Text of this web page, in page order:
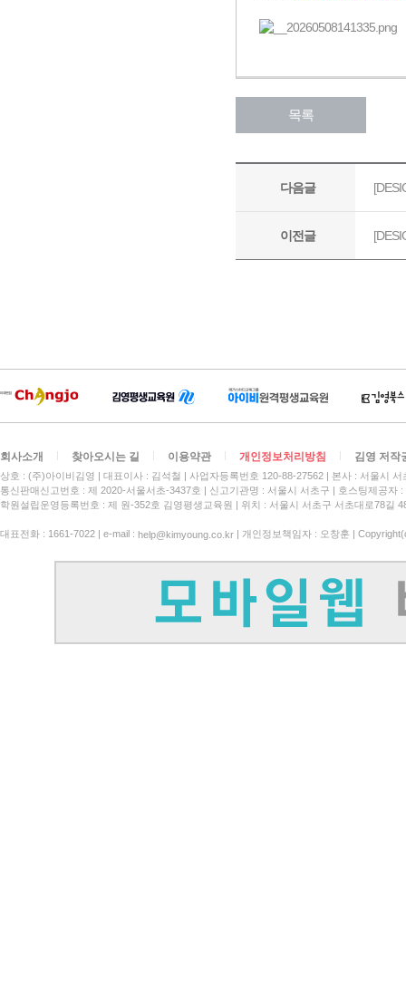
회사소개 찾아오시는 길 이용약관 개인정보처리방침 김영 저작
상호 : (주)아이비김영 대표이사 : 김석철 사업자등록번호 120-88-27562
본사 : 서울시
통신판매신고번호 : 제 2020-서울서초-3437호
신고기관명 : 서울시 서초구
호스팅제공자
학원설립운영등록번호 : 제 원-352호 김영평생교육원 | 위치 : 서울시 서초구 서초대로78길
대표전화 : 1661-7022 | e-mail : help@kimyoung.co.kr | 개인정보책임자 : 오창훈 |